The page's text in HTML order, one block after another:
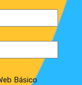
Básico